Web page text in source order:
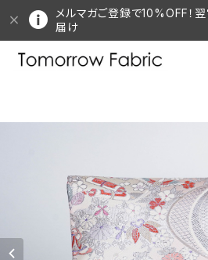
メルマガご登録で10%OFF！
届け